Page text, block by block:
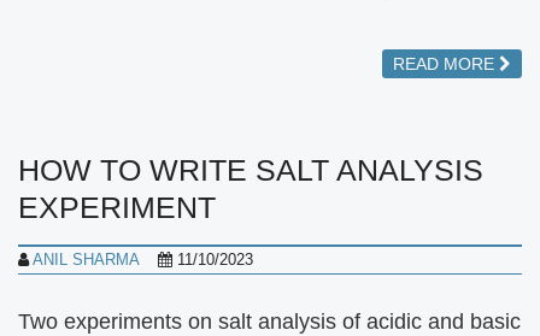
READ MORE
HOW TO WRITE SALT ANALYSIS
EXPERIMENT
ANIL SHARMA 11/10/2023
Two experiments on salt analysis of acidic and basic